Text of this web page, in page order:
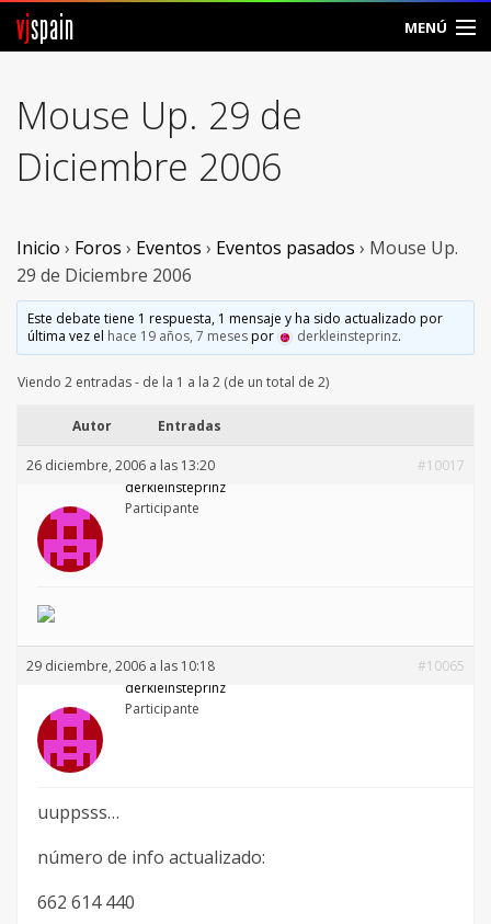
vjspain MENÚ
Foros
Noticias
Vjspain
Ayuda
Contacto
Entrar
Mouse Up. 29 de
Diciembre 2006
Inicio › Foros › Eventos › Eventos pasados › Mouse Up.
29 de Diciembre 2006
Este debate tiene 1 respuesta, 1 mensaje y ha sido actualizado por
última vez el hace 19 años, 7 mesespor derkleinsteprinz.
Viendo 2 entradas - de la 1 a la 2 (de un total de 2)
Autor Entradas
26 diciembre, 2006 a las 13:20
#10017
derkleinsteprinz
Participante
29 diciembre, 2006 a las 10:18
#10065
derkleinsteprinz
Participante
uuppsss…
número de info actualizado:
662 614 440